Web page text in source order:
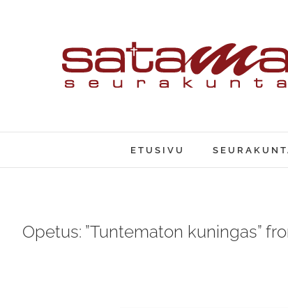
ETUSIVU
Opetus: ”Tuntematon kuningas”